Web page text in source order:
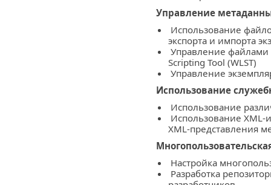
Управление
Использование
экспорта и импорта
Управление
Scripting Tool (WLST)
Управление
Использование
Использование
Использование XML-
XML-представления
Настройка
Разработка